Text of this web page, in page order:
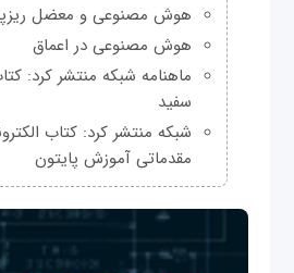
هوش مصنوعی و معضل
هوش مصنوعی در اعماق
سفید
شبکه منتشر کرد: کتاب
مقدماتی آموزش پایتون